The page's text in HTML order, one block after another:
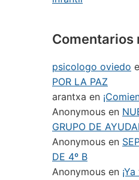
Comentarios
psicologo oviedo
POR LA PAZ
arantxa en
Anonymous en
GRUPO DE
Anonymous en
DE 4º B
Anonymous en